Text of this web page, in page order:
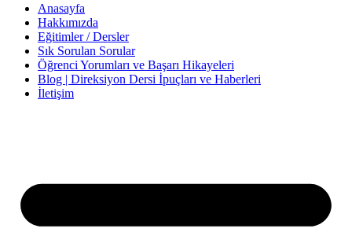
Anasayfa
Hakkımızda
Eğitimler / Dersler
Sık Sorulan Sorular
Öğrenci Yorumları ve Başarı Hikayeleri
Blog | Direksiyon Dersi İpuçları ve Haberleri
İletişim